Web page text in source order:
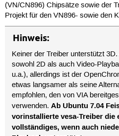
(VN/CN896) Chipsätze sowie der
Projekt für den VN896- sowie den
Hinweis:
Keiner der Treiber unterstützt
sowohl 2D als auch Video-
u.a.), allerdings ist der
etwas langsamer als seine
empfohlen, den von VIA
verwenden.Ab Ubuntu 7.04
vorinstallierte vesa-Treiber die
vollständiges, wenn auch